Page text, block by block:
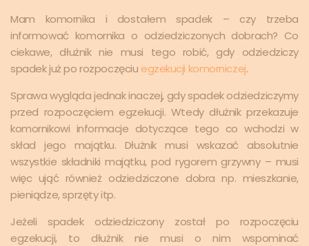
Mam komornika i dostałem spadek – czy trzeba
informować komornika o odziedziczonych dobrach? Co
ciekawe, dłużnik nie musi tego robić, gdy odziedziczy
spadek już po rozpoczęciu egzekucji komorniczej.
Sprawa wygląda jednak inaczej, gdy spadek odziedziczymy
przed rozpoczęciem egzekucji. Wtedy dłużnik przekazuje
komornikowi informacje dotyczące tego co wchodzi w
skład jego majątku. Dłużnik musi wskazać absolutnie
wszystkie składniki majątku, pod rygorem grzywny – musi
więc ująć również odziedziczone dobra np. mieszkanie,
pieniądze, sprzęty itp.
Jeżeli spadek odziedziczony został po rozpoczęciu
egzekucji, to dłużnik nie musi o nim wspominać